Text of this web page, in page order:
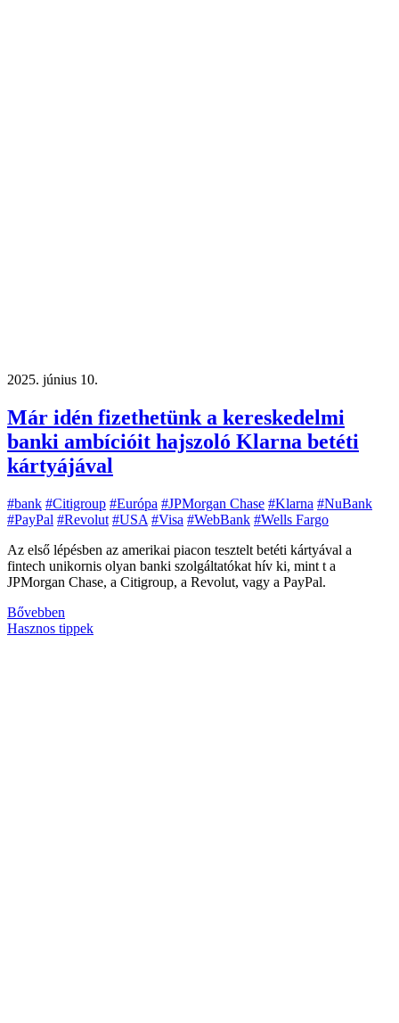
2025. június 10.
Már idén fizethetünk a kereskedelmi
banki ambícióit hajszoló Klarna betéti
kártyájával
#bank #Citigroup #Európa #JPMorgan Chase #Klarna #NuBank
#PayPal #Revolut #USA #Visa #WebBank #Wells Fargo
Az első lépésben az amerikai piacon tesztelt betéti kártyával a
fintech unikornis olyan banki szolgáltatókat hív ki, mint t a
JPMorgan Chase, a Citigroup, a Revolut, vagy a PayPal.
Bővebben
Hasznos tippek